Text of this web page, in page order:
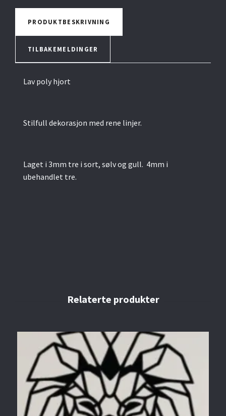
PRODUKTBESKRIVNING
TILBAKEMELDINGER
Lav poly hjort
Stilfull dekorasjon med rene linjer.
Laget i 3mm tre i sort, sølv og gull. 4mm i
ubehandlet tre.